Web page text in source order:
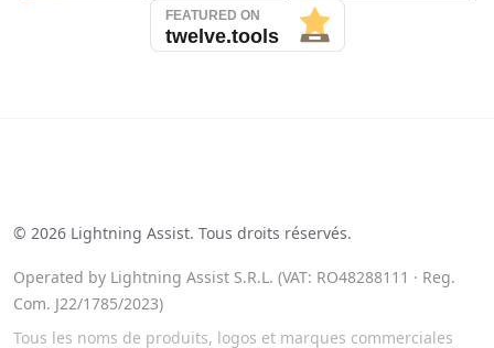
© 2026 Lightning Assist. Tous droits réservés.
Operated by Lightning Assist S.R.L. (VAT: RO48288111 · Reg.
Com. J22/1785/2023)
Tous les noms de produits, logos et marques commerciales